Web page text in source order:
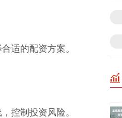
适的配资方案。
控制投资风险。